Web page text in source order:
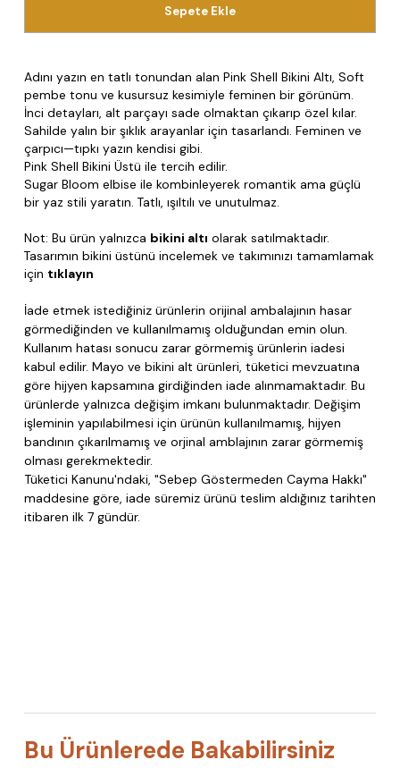
Adını yazın en tatlı tonundan alan Pink Shell Bikini Altı, Soft
pembe tonu ve kusursuz kesimiyle feminen bir görünüm.
İnci detayları, alt parçayı sade olmaktan çıkarıp özel kılar.
Sahilde yalın bir şıklık arayanlar için tasarlandı. Feminen ve
çarpıcı—tıpkı yazın kendisi gibi.
Pink Shell Bikini Üstü ile tercih edilir.
Sugar Bloom elbise ile kombinleyerek romantik ama güçlü
bir yaz stili yaratın. Tatlı, ışıltılı ve unutulmaz.
Not: Bu ürün yalnızca bikini altı olarak satılmaktadır.
Tasarımın bikini üstünü incelemek ve takımınızı tamamlamak
için tıklayın
İade etmek istediğiniz ürünlerin orijinal ambalajının hasar
görmediğinden ve kullanılmamış olduğundan emin olun.
Kullanım hatası sonucu zarar görmemiş ürünlerin iadesi
kabul edilir. Mayo ve bikini alt ürünleri, tüketici mevzuatına
göre hijyen kapsamına girdiğinden iade alınmamaktadır. Bu
ürünlerde yalnızca değişim imkanı bulunmaktadır. Değişim
işleminin yapılabilmesi için ürünün kullanılmamış, hijyen
bandının çıkarılmamış ve orjinal amblajının zarar görmemiş
olması gerekmektedir.
Tüketici Kanunu'ndaki, "Sebep Göstermeden Cayma Hakkı"
maddesine göre, iade süremiz ürünü teslim aldığınız tarihten
itibaren ilk 7 gündür.
Sepete Ekle
Bu Ürünlerede Bakabilirsiniz